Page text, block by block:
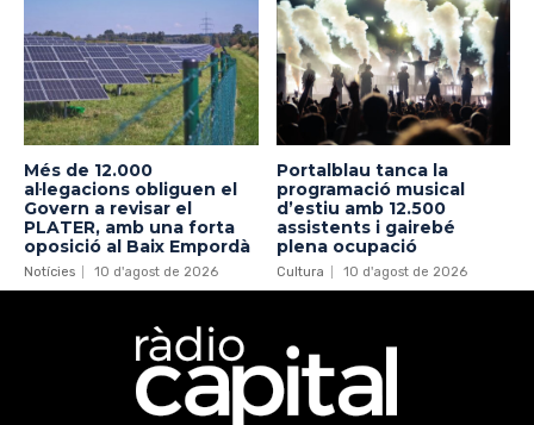
Més de 12.000
al·legacions obliguen el
Govern a revisar el
PLATER, amb una forta
oposició al Baix Empordà
Notícies 10 d'agost de 2026
Portalblau tanca la
programació musical
d’estiu amb 12.500
assistents i gairebé
plena ocupació
Cultura 10 d'agost de 2026